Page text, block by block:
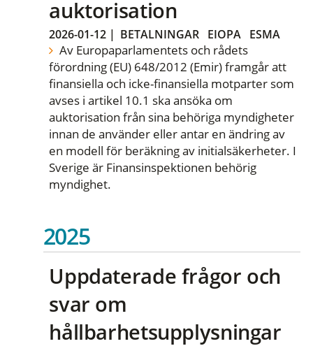
auktorisation
2026-01-12 | BETALNINGAR EIOPA ESMA
Av Europaparlamentets och rådets
förordning (EU) 648/2012 (Emir) framgår att
finansiella och icke-finansiella motparter som
avses i artikel 10.1 ska ansöka om
auktorisation från sina behöriga myndigheter
innan de använder eller antar en ändring av
en modell för beräkning av initialsäkerheter. I
Sverige är Finansinspektionen behörig
myndighet.
2025
Uppdaterade frågor och
svar om
hållbarhetsupplysningar